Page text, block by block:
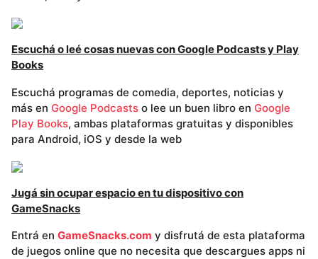
Escuchá o leé cosas nuevas con Google Podcasts y Play
Books
Escuchá programas de comedia, deportes, noticias y
más en Google Podcasts o lee un buen libro en Google
Play Books, ambas plataformas gratuitas y disponibles
para Android, iOS y desde la web
Jugá sin ocupar espacio en tu dispositivo con
GameSnacks
Entrá en GameSnacks.com y disfrutá de esta plataforma
de juegos online que no necesita que descargues apps ni